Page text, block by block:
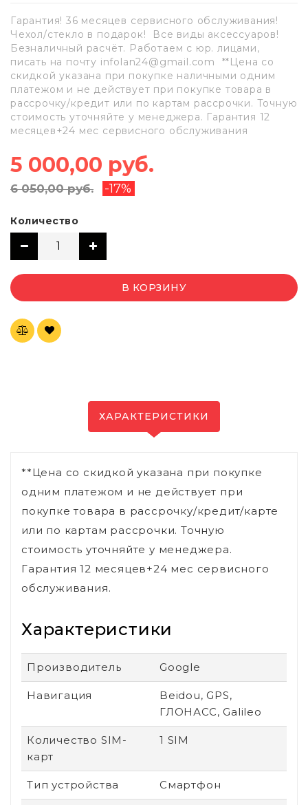
Гарантия! 36 месяцев сервисного обслуживания!
Чехол/стекло в подарок! Все виды аксессуаров!
Безналичный расчёт. Работаем с юр. лицами,
писать на почту infolan24@gmail.com **Цена со
скидкой указана при покупке наличными одним
платежом и не действует при покупке товара в
рассрочку/кредит или по картам рассрочки. Точную
стоимость уточняйте у менеджера. Гарантия 12
месяцев+24 мес сервисного обслуживания
5 000,00 руб.
6 050,00 руб. -17%
Количество
В КОРЗИНУ
ХАРАКТЕРИСТИКИ
**Цена со скидкой указана при покупке
одним платежом и не действует при
покупке товара в рассрочку/кредит/карте
или по картам рассрочки. Точную
стоимость уточняйте у менеджера.
Гарантия 12 месяцев+24 мес сервисного
обслуживания.
Характеристики
Производитель Google
Навигация
Beidou, GPS,
ГЛОНАСС, Galileo
Количество SIM-
карт
1 SIM
Тип устройства Смартфон